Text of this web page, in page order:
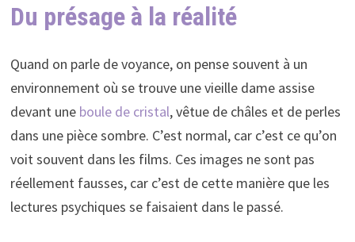
Du présage à la réalité
Quand on parle de voyance, on pense souvent à un
environnement où se trouve une vieille dame assise
devant une boule de cristal, vêtue de châles et de perles
dans une pièce sombre. C’est normal, car c’est ce qu’on
voit souvent dans les films. Ces images ne sont pas
réellement fausses, car c’est de cette manière que les
lectures psychiques se faisaient dans le passé.